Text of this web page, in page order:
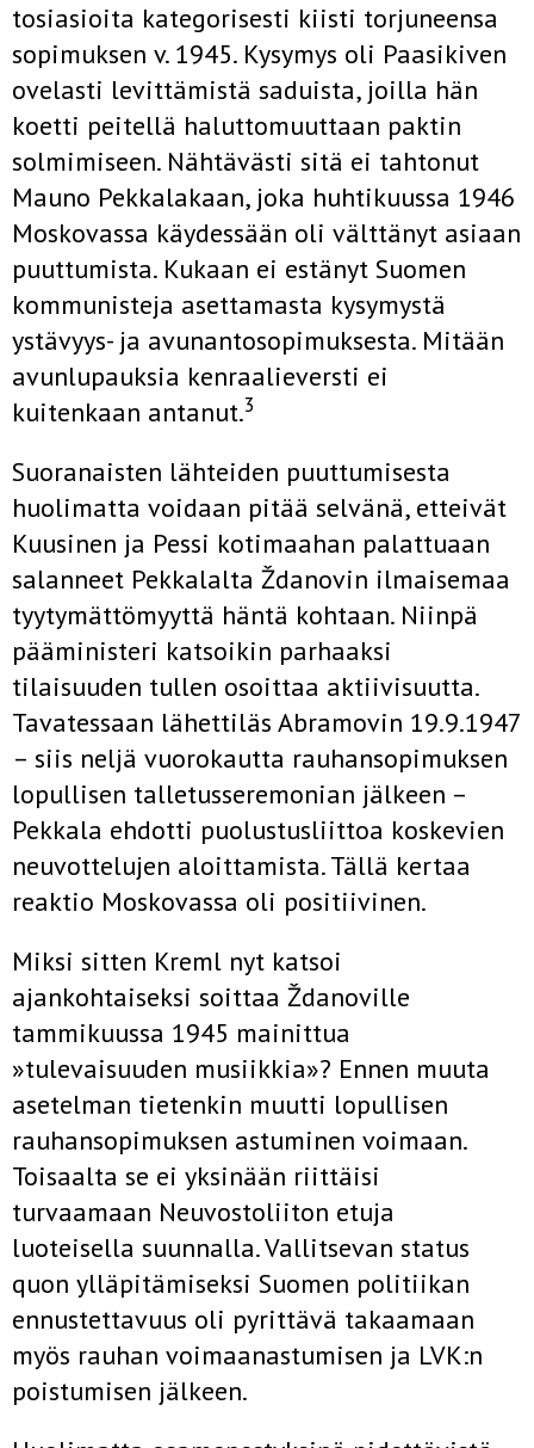
tosiasioita kategorisesti kiisti torjuneensa
sopimuksen v. 1945. Kysymys oli Paasikiven
ovelasti levittämistä saduista, joilla hän
koetti peitellä haluttomuuttaan paktin
solmimiseen. Nähtävästi sitä ei tahtonut
Mauno Pekkalakaan, joka huhtikuussa 1946
Moskovassa käydessään oli välttänyt asiaan
puuttumista. Kukaan ei estänyt Suomen
kommunisteja asettamasta kysymystä
ystävyys- ja avunantosopimuksesta. Mitään
avunlupauksia kenraalieversti ei
kuitenkaan antanut.3
Suoranaisten lähteiden puuttumisesta
huolimatta voidaan pitää selvänä, etteivät
Kuusinen ja Pessi kotimaahan palattuaan
salanneet Pekkalalta Ždanovin ilmaisemaa
tyytymättömyyttä häntä kohtaan. Niinpä
pääministeri katsoikin parhaaksi
tilaisuuden tullen osoittaa aktiivisuutta.
Tavatessaan lähettiläs Abramovin 19.9.1947
– siis neljä vuorokautta rauhansopimuksen
lopullisen talletusseremonian jälkeen –
Pekkala ehdotti puolustusliittoa koskevien
neuvottelujen aloittamista. Tällä kertaa
reaktio Moskovassa oli positiivinen.
Miksi sitten Kreml nyt katsoi
ajankohtaiseksi soittaa Ždanoville
tammikuussa 1945 mainittua
»tulevaisuuden musiikkia»? Ennen muuta
asetelman tietenkin muutti lopullisen
rauhansopimuksen astuminen voimaan.
Toisaalta se ei yksinään riittäisi
turvaamaan Neuvostoliiton etuja
luoteisella suunnalla. Vallitsevan status
quon ylläpitämiseksi Suomen politiikan
ennustettavuus oli pyrittävä takaamaan
myös rauhan voimaanastumisen ja LVK:n
poistumisen jälkeen.